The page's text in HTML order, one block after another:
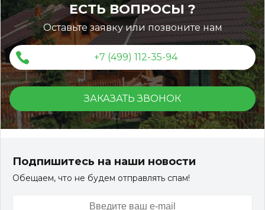
ЕСТЬ ВОПРОСЫ ?
Оставьте заявку или позвоните нам
+7 (499) 112-35-94
ЗАКАЗАТЬ ЗВОНОК
Подпишитесь на наши новости
Обещаем, что не будем отправлять спам!